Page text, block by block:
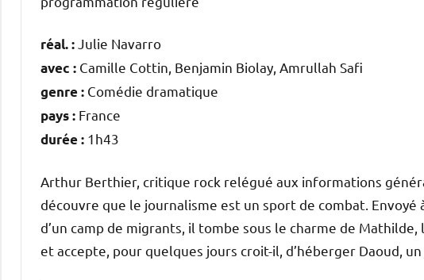
réal. : Julie Navarro
avec : Camille Cottin, Benjamin Biolay, Amrullah Safi
genre : Comédie dramatique
pays : France
durée : 1h43
Arthur Berthier, critique rock relégué aux informations
découvre que le journalisme est un sport de combat. Envoyé
d’un camp de migrants, il tombe sous le charme de
et accepte, pour quelques jours croit-il, d’héberger Daoud, un